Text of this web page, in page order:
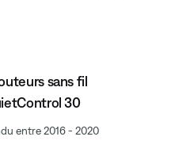
sans fil
30
entre 2016 - 2020